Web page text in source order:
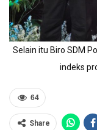
Selain itu Biro SDM
indeks
64
Share